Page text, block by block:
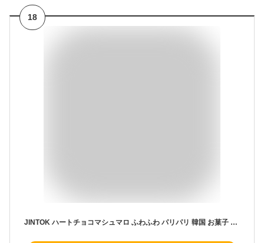
18
JINTOK ハートチョコマシュマロ ふわふわ パリパリ 韓国 お菓子 洋菓子 スイーツ チョコレート マシュマロ バレンタイン ホワイトデー